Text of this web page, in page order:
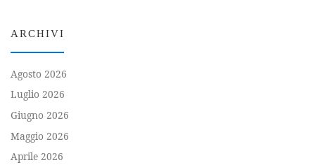
ARCHIVI
Agosto 2026
Luglio 2026
Giugno 2026
Maggio 2026
Aprile 2026